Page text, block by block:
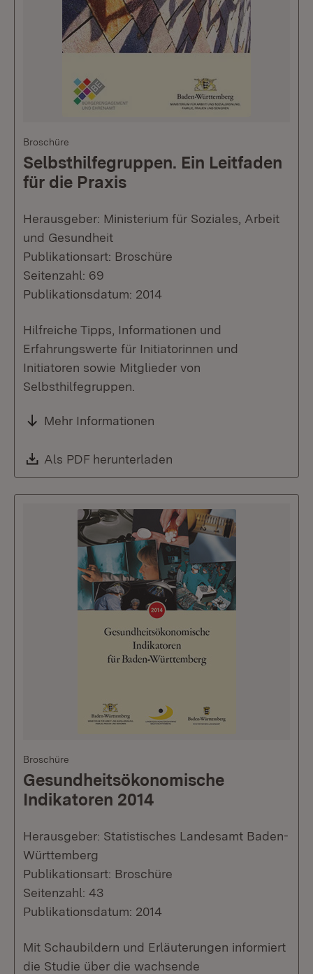
Broschüre
Selbsthilfegruppen. Ein Leitfaden
für die Praxis
Herausgeber: Ministerium für Soziales, Arbeit
und Gesundheit
Publikationsart: Broschüre
Seitenzahl: 69
Publikationsdatum: 2014
Hilfreiche Tipps, Informationen und
Erfahrungswerte für Initiatorinnen und
Initiatoren sowie Mitglieder von
Selbsthilfegruppen.
Mehr Informationen
Download:
Als PDF herunterladen
Broschüre
Gesundheitsökonomische
Indikatoren 2014
Herausgeber: Statistisches Landesamt Baden-
Württemberg
Publikationsart: Broschüre
Seitenzahl: 43
Publikationsdatum: 2014
Mit Schaubildern und Erläuterungen informiert
die Studie über die wachsende